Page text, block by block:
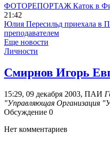
ФОТОРЕПОРТАЖ Каток в
21:42
Юлия Пересильд приехала в
преподавателем
Еще новости
Личности
Смирнов Игорь
15:29, 09 декабря 2003, ПАИ
"Управляющая Организация
Обсуждение 0
Нет комментариев